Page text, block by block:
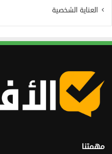
العناية الشخصية
مهمتنا